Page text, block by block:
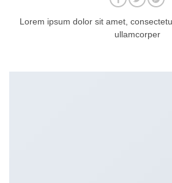
Lorem ipsum dolor sit amet,
ullamcorper